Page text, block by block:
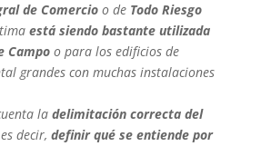
de Comercioo de Todo Riesgo
está siendo bastante utilizada
Campoo para los edificios de
grandes con muchas instalaciones
la delimitación correcta del
decir, definir qué se entiende por